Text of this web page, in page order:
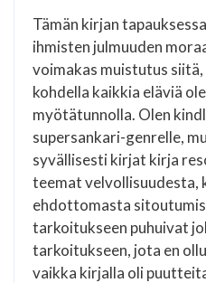
Tämän kirjan
ihmisten julmuuden
voimakas muistutus
kohdella kaikkia eläviä
myötätunnolla. Olen
supersankari-genrelle,
syvällisesti kirjat kirja
teemat velvollisuudesta,
ehdottomasta
tarkoitukseen puhuivat
tarkoitukseen, jota en
vaikka kirjalla oli